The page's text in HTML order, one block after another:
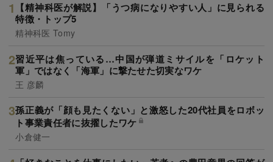
【精神科医が解説】「うつ病になりやすい人」に見られる
特徴・トップ5
精神科医 Tomy
習近平は焦っている…中国が弾道ミサイルを「ロケット
軍」ではなく「海軍」に撃たせた切実なワケ
王 彦麟
孫正義が「顔も見たくない」と激怒した20代社員をロボッ
ト事業責任者に抜擢したワケ
小倉健一